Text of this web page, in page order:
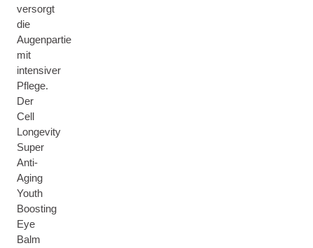
versorgt
die
Augenpartie
mit
intensiver
Pflege.
Der
Cell
Longevity
Super
Anti-
Aging
Youth
Boosting
Eye
Balm